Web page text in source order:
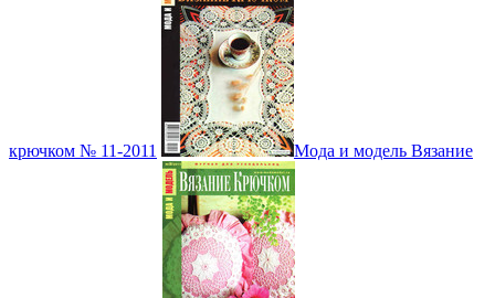
крючком № 11-2011 Мода и модель Вязание